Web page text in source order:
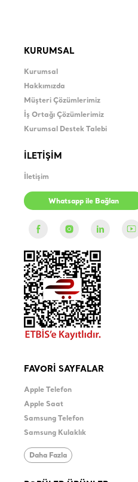
KURUMSAL
Kurumsal
Hakkımızda
Müşteri Çözümlerimiz
İş Ortağı Çözümlerimiz
Kurumsal Destek Talebi
İLETİŞİM
İletişim
Whatsapp ile Bağlan
FAVORİ SAYFALAR
Apple Telefon
Apple Saat
Samsung Telefon
Samsung Kulaklık
Daha Fazla